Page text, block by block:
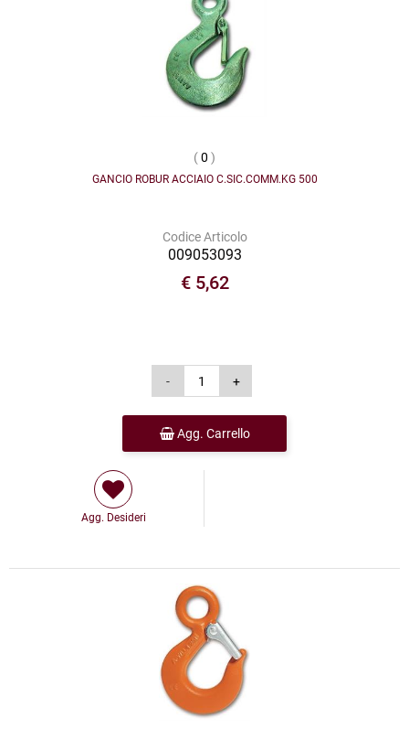
(0 )
GANCIO ROBUR ACCIAIO C.SIC.COMM.KG 500
Codice Articolo
009053093
€ 5,62
Agg. Carrello
Agg. Desideri